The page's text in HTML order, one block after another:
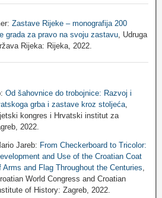
Zastave Rijeke – monografija 200
grada za pravo na svoju zastavu, Udruga
Rijeka: Rijeka, 2022.
Od šahovnice do trobojnice: Razvoj i
grba i zastave kroz stoljeća,
kongres i Hrvatski institut za
2022.
Jareb: From Checkerboard to Tricolor:
and Use of the Croatian Coat
Arms and Flag Throughout the Centuries
World Congress and Croatian
of History: Zagreb, 2022.